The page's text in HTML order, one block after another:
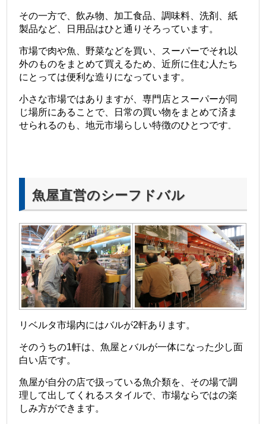
その一方で、飲み物、加工食品、調味料、洗剤、紙
製品など、日用品はひと通りそろっています。
市場で肉や魚、野菜などを買い、スーパーでそれ以
外のものをまとめて買えるため、近所に住む人たち
にとっては便利な造りになっています。
小さな市場ではありますが、専門店とスーパーが同
じ場所にあることで、日常の買い物をまとめて済ま
せられるのも、地元市場らしい特徴のひとつです 。
魚屋直営のシーフドバル
リベルタ市場内にはバルが2軒あります。
そのうちの1軒は、魚屋とバルが一体になった少し面
白い店です。
魚屋が自分の店で扱っている魚介類を、その場で調
理して出してくれるスタイルで、市場ならではの楽
しみ方ができます。